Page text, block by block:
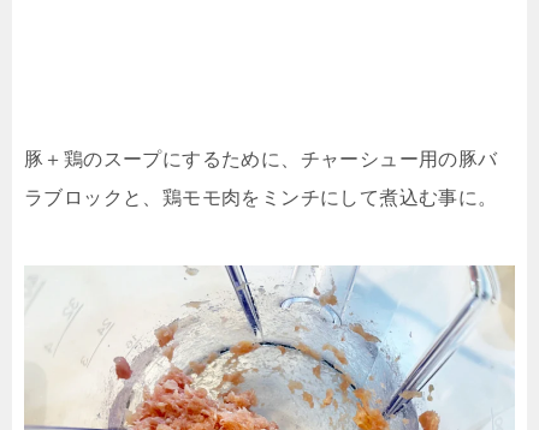
豚＋鶏のスープにするために、チャーシュー用の豚バ
ラブロックと、鶏モモ肉をミンチにして煮込む事に。